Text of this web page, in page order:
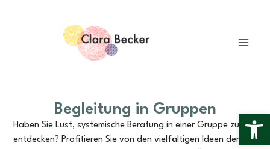
Begleitung in Gruppen
Haben Sie Lust, systemische Beratung in einer Gruppe zu
entdecken? Profitieren Sie von den vielfältigen Ideen der